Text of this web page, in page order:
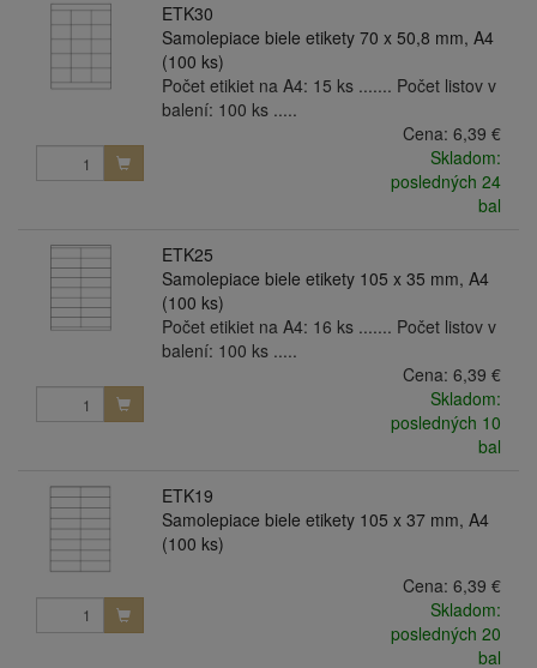
ETK30
Samolepiace biele etikety 70 x 50,8 mm, A4
(100 ks)
Počet etikiet na A4: 15 ks ....... Počet listov v
balení: 100 ks .....
Cena: 6,39 €
Skladom:
posledných 24
bal
ETK25
Samolepiace biele etikety 105 x 35 mm, A4
(100 ks)
Počet etikiet na A4: 16 ks ....... Počet listov v
balení: 100 ks .....
Cena: 6,39 €
Skladom:
posledných 10
bal
ETK19
Samolepiace biele etikety 105 x 37 mm, A4
(100 ks)
Cena: 6,39 €
Skladom:
posledných 20
bal